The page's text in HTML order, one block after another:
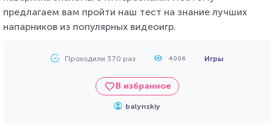
предлагаем вам пройти наш тест на знание лучших
напарников из популярных видеоигр.
Проходили 370 раз 4006 Игры
В избранное
balynskiy